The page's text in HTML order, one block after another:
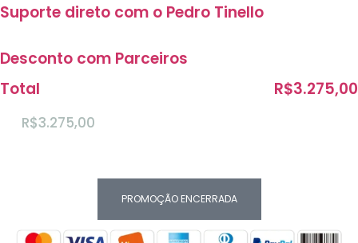
Suporte direto com o Pedro Tinello
Desconto com Parceiros
Total
R$3.275,00
R$3.275,00
PROMOÇÃO ENCERRADA